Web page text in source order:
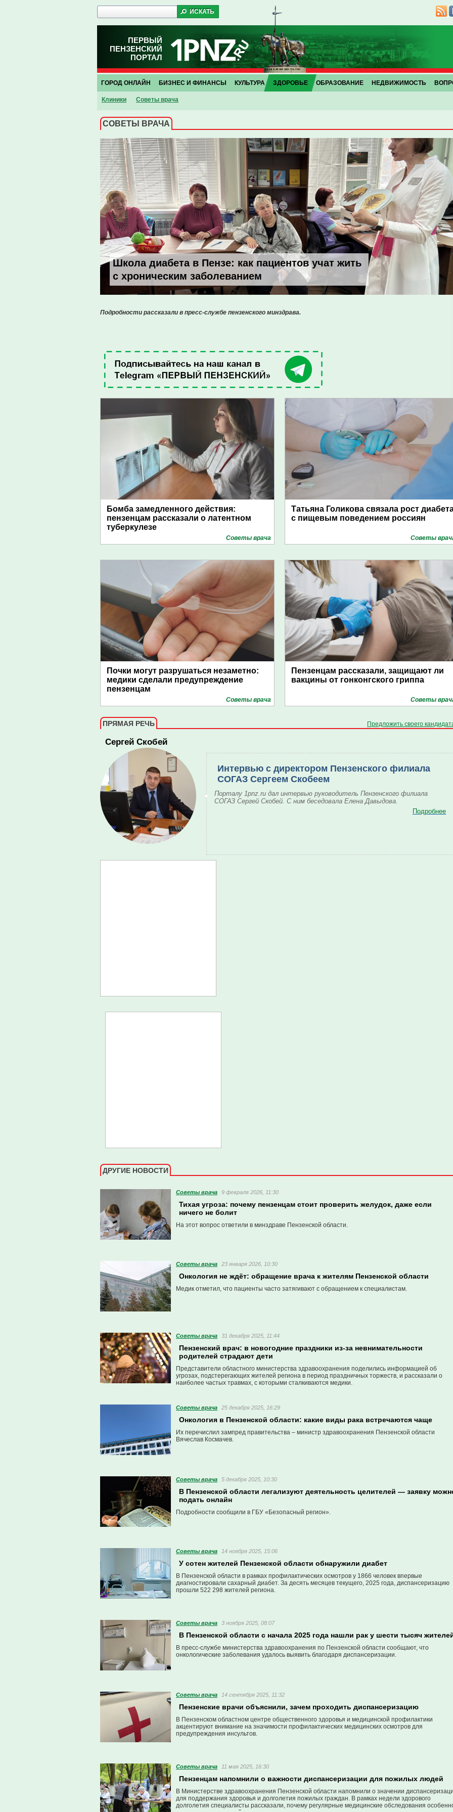
ПЕРВЫЙ
ПЕНЗЕНСКИЙ
ПОРТАЛ
ГОРОД ОНЛАЙН БИЗНЕС И ФИНАНСЫ КУЛЬТУРА ЗДОРОВЬЕ
Клиники Советы врача
ОБРАЗОВАНИЕ НЕДВИЖИМОСТЬ
СОВЕТЫ ВРАЧА
Школа диабета в Пензе: как пациентов учат жить
с хроническим заболеванием
Подробности рассказали в пресс-службе пензенского минздрава.
Бомба замедленного действия:
пензенцам рассказали о латентном
туберкулезе
Советы врача
Татьяна Голикова связала рост
с пищевым поведением россиян
Советы
Почки могут разрушаться незаметно:
медики сделали предупреждение
пензенцам
Советы врача
Пензенцам рассказали, защищают ли
вакцины от гонконгского гриппа
Советы
ПРЯМАЯ РЕЧЬ Предложить своего
Сергей Скобей
Интервью с директором Пензенского филиала
СОГАЗ Сергеем Скобеем
Порталу 1pnz.ru дал интервью руководитель Пензенского филиала
СОГАЗ Сергей Скобей. С ним беседовала Елена Давыдова.
Подробнее
ДРУГИЕ НОВОСТИ
Советы врача 9 февраля 2026, 11:30
Тихая угроза: почему пензенцам стоит проверить желудок, даже если
ничего не болит
На этот вопрос ответили в минздраве Пензенской области.
Советы врача 23 января 2026, 10:30
Онкология не ждёт: обращение врача к жителям Пензенской области
Медик отметил, что пациенты часто затягивают с обращением к специалистам.
Советы врача 31 декабря 2025, 11:44
Пензенский врач: в новогодние праздники из-за невнимательности
родителей страдают дети
Представители областного министерства здравоохранения поделились информацией об
угрозах, подстерегающих жителей региона в период праздничных торжеств, и рассказали о
наиболее частых травмах, с которыми сталкиваются медики.
Советы врача 25 декабря 2025, 16:29
Онкология в Пензенской области: какие виды рака встречаются чаще
Их перечислил зампред правительства – министр здравоохранения Пензенской области
Вячеслав Космачев.
Советы врача 5 декабря 2025, 10:30
В Пензенской области легализуют деятельность целителей — заявку
подать онлайн
Подробности сообщили в ГБУ «Безопасный регион».
Советы врача 14 ноября 2025, 15:06
У сотен жителей Пензенской области обнаружили диабет
В Пензенской области в рамках профилактических осмотров у 1866 человек впервые
диагностировали сахарный диабет. За десять месяцев текущего, 2025 года, диспансеризацию
прошли 522 298 жителей региона.
Советы врача 3 ноября 2025, 08:07
В Пензенской области с начала 2025 года нашли рак у шести тысяч
В пресс-службе министерства здравоохранения по Пензенской области сообщают, что
онкологические заболевания удалось выявить благодаря диспансеризации.
Советы врача 14 сентября 2025, 11:32
Пензенские врачи объяснили, зачем проходить диспансеризацию
В Пензенском областном центре общественного здоровья и медицинской профилактики
акцентируют внимание на значимости профилактических медицинских осмотров для
предупреждения инсультов.
Советы врача 11 мая 2025, 16:30
Пензенцам напомнили о важности диспансеризации для пожилых людей
В Министерстве здравоохранения Пензенской области напомнили о значении
для поддержания здоровья и долголетия пожилых граждан. В рамках недели здорового
долголетия специалисты рассказали, почему регулярные медицинские обследования